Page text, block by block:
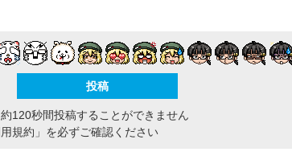
120秒間投稿することができません
用規約」 を必ずご確認ください